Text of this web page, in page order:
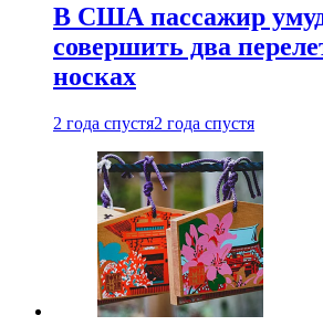
В США пассажир
совершить два
носках
2 года спустя2 года спустя